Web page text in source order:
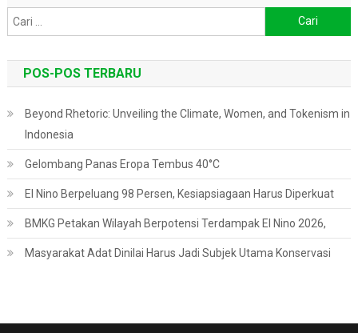
untuk:
POS-POS TERBARU
Beyond Rhetoric: Unveiling the Climate, Women, and Tokenism in
Indonesia
Gelombang Panas Eropa Tembus 40°C
El Nino Berpeluang 98 Persen, Kesiapsiagaan Harus Diperkuat
BMKG Petakan Wilayah Berpotensi Terdampak El Nino 2026,
Masyarakat Adat Dinilai Harus Jadi Subjek Utama Konservasi